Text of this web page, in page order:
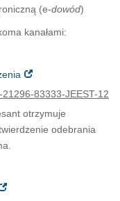
(e-dowód)
kanałami:
21296-83333-JEEST-12
otrzymuje
odebrania